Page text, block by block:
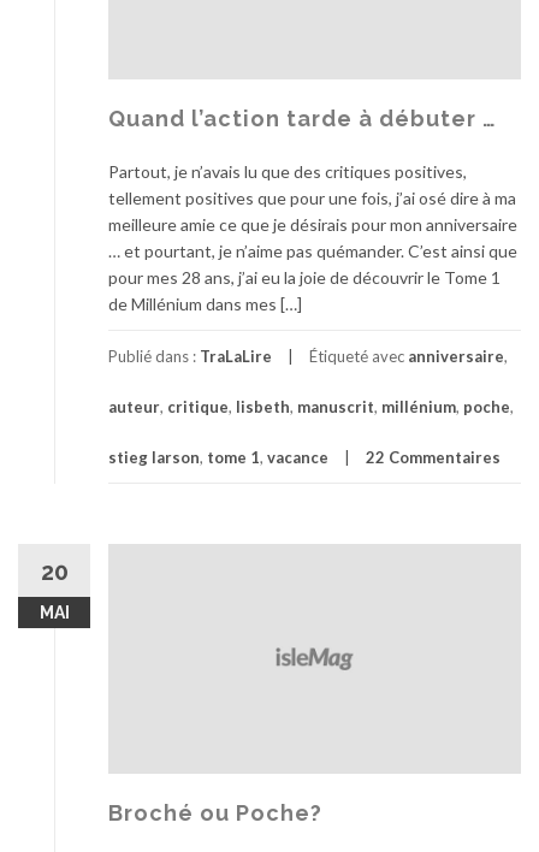
Quand l’action tarde à débuter …
Partout, je n’avais lu que des critiques positives,
tellement positives que pour une fois, j’ai osé dire à ma
meilleure amie ce que je désirais pour mon anniversaire
… et pourtant, je n’aime pas quémander. C’est ainsi que
pour mes 28 ans, j’ai eu la joie de découvrir le Tome 1
de Millénium dans mes […]
Publié dans : TraLaLire Étiqueté avec anniversaire,
auteur, critique, lisbeth, manuscrit, millénium, poche,
stieg larson, tome 1, vacance 22 Commentaires
20
MAI
Broché ou Poche?